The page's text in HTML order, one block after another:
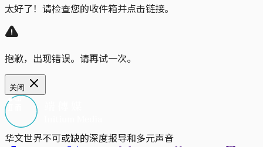
太好了！请检查您的收件箱并点击链接。
抱歉，出现错误。请再试一次。
关闭
华文世界不可或缺的深度报导和多元声音